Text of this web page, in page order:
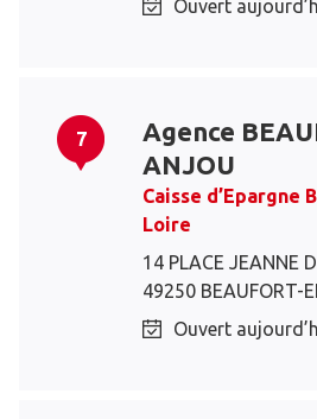
Ouvert
7
Agence
ANJOU
Caisse d’Epargne
Loire
14 PLACE JEANNE
49250 BEAUFORT-
Ouvert